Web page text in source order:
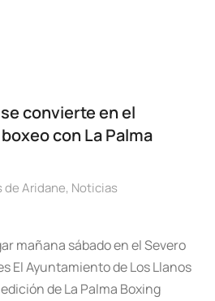
convierte en el
con La Palma
de Aridane, Noticias
mañana sábado en el Severo
El Ayuntamiento de Los Llanos
de La Palma Boxing